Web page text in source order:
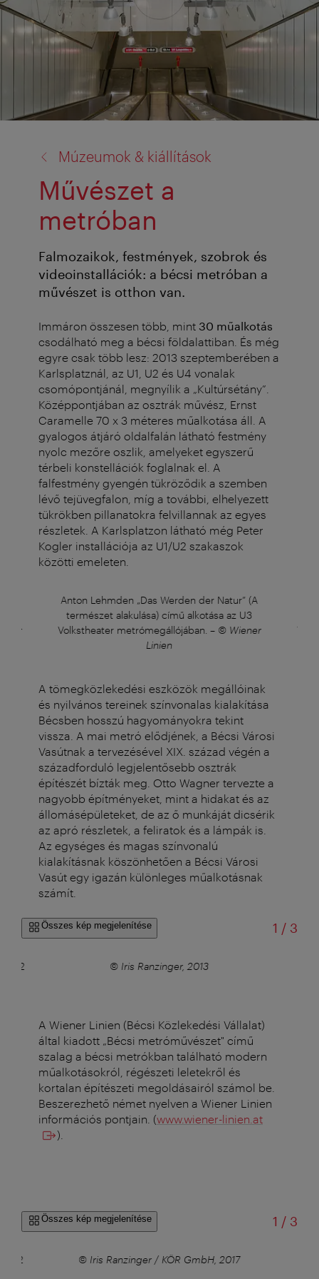
Múzeumok & kiállítások
Művészet a
metróban
Falmozaikok, festmények, szobrok és
videoinstallációk: a bécsi metróban a
művészet is otthon van.
Immáron összesen több, mint 30 műalkotás
csodálható meg a bécsi földalattiban. És még
egyre csak több lesz: 2013 szeptemberében a
Karlsplatznál, az U1, U2 és U4 vonalak
csomópontjánál, megnyílik a „Kultúrsétány”.
Középpontjában az osztrák művész, Ernst
Caramelle 70 x 3 méteres műalkotása áll. A
gyalogos átjáró oldalfalán látható festmény
nyolc mezőre oszlik, amelyeket egyszerű
térbeli konstellációk foglalnak el. A
falfestmény gyengén tükröződik a szemben
lévő tejüvegfalon, míg a további, elhelyezett
tükrökben pillanatokra felvillannak az egyes
részletek. A Karlsplatzon látható még Peter
Kogler installációja az U1/U2 szakaszok
közötti emeleten.
Anton Lehmden „Das Werden der Natur” (A
természet alakulása) című alkotása az U3
Volkstheater metrómegállójában. – © Wiener
Linien
A tömegközlekedési eszközök megállóinak
és nyilvános tereinek színvonalas kialakítása
Bécsben hosszú hagyományokra tekint
vissza. A mai metró elődjének, a Bécsi Városi
Vasútnak a tervezésével XIX. század végén a
századforduló legjelentősebb osztrák
építészét bízták meg. Otto Wagner tervezte a
nagyobb építményeket, mint a hidakat és az
állomásépületeket, de az ő munkáját dicsérik
az apró részletek, a feliratok és a lámpák is.
Az egységes és magas színvonalú
kialakításnak köszönhetően a Bécsi Városi
Vasút egy igazán különleges műalkotásnak
számít.
Összes kép megjelenítése 1 // 3
U2 © Iris Ranzinger, 2013
A Wiener Linien (Bécsi Közlekedési Vállalat)
által kiadott „Bécsi metróművészet" című
szalag a bécsi metrókban található modern
műalkotásokról, régészeti leletekről és
kortalan építészeti megoldásairól számol be.
Beszerezhető német nyelven a Wiener Linien
információs pontjain. (www.wiener-linien.at
).
Összes kép megjelenítése 1 // 3
U2
© Iris Ranzinger / KÖR GmbH, 2017